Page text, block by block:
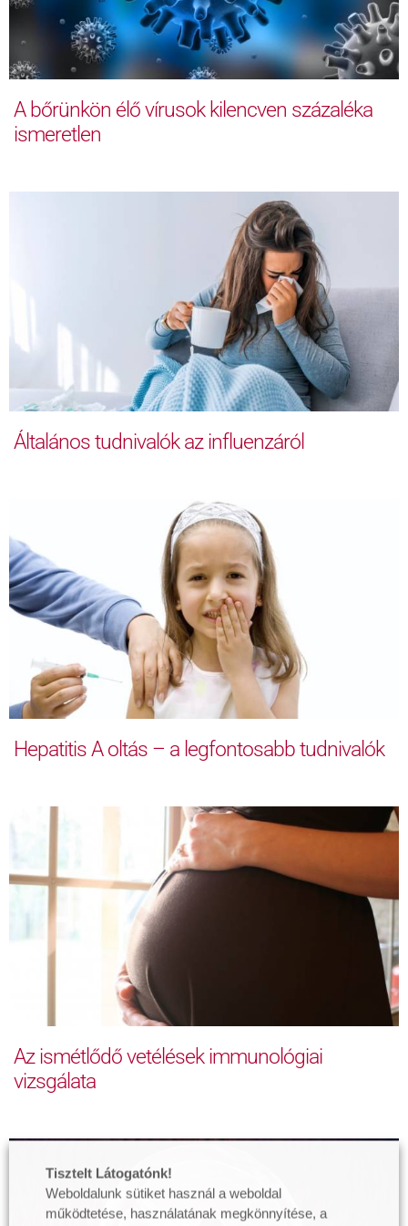
A bőrünkön élő vírusok kilencven százaléka
ismeretlen
Általános tudnivalók az influenzáról
Hepatitis A oltás – a legfontosabb tudnivalók
Az ismétlődő vetélések immunológiai
vizsgálata
Tisztelt Látogatónk!
Weboldalunk sütiket használ a weboldal
működtetése, használatának megkönnyítése, a